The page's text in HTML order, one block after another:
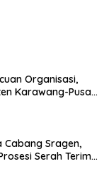
Organisasi,
Karawang-Pusat
Sragen,
Serah Terima